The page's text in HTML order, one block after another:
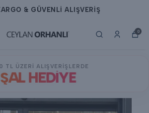
& GÜVENLİ ALIŞVERİŞ
0
TL ÜZERİ ALIŞVERİŞLERDE
ŞAL HEDİYE